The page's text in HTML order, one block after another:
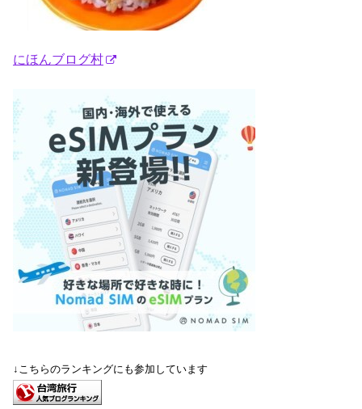
にほんブログ村
↓こちらのランキングにも参加しています